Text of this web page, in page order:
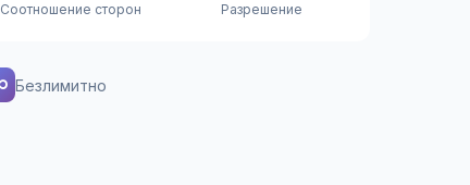
Соотношение сторон Разрешение
Безлимитно